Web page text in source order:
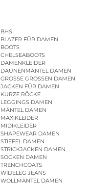
BHS
BLAZER FÜR DAMEN
BOOTS
CHELSEABOOTS
DAMENKLEIDER
DAUNENMÄNTEL DAMEN
GROSSE GRÖSSEN DAMEN
JACKEN FÜR DAMEN
KURZE RÖCKE
LEGGINGS DAMEN
MÄNTEL DAMEN
MAXIKLEIDER
MIDIKLEIDER
SHAPEWEAR DAMEN
STIEFEL DAMEN
STRICKJACKEN DAMEN
SOCKEN DAMEN
TRENCHCOATS
WIDELEG JEANS
WOLLMÄNTEL DAMEN